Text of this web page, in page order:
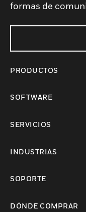
formas de
PRODUCTOS
SOFTWARE
SERVICIOS
INDUSTRIAS
SOPORTE
DÓNDE COMPRAR